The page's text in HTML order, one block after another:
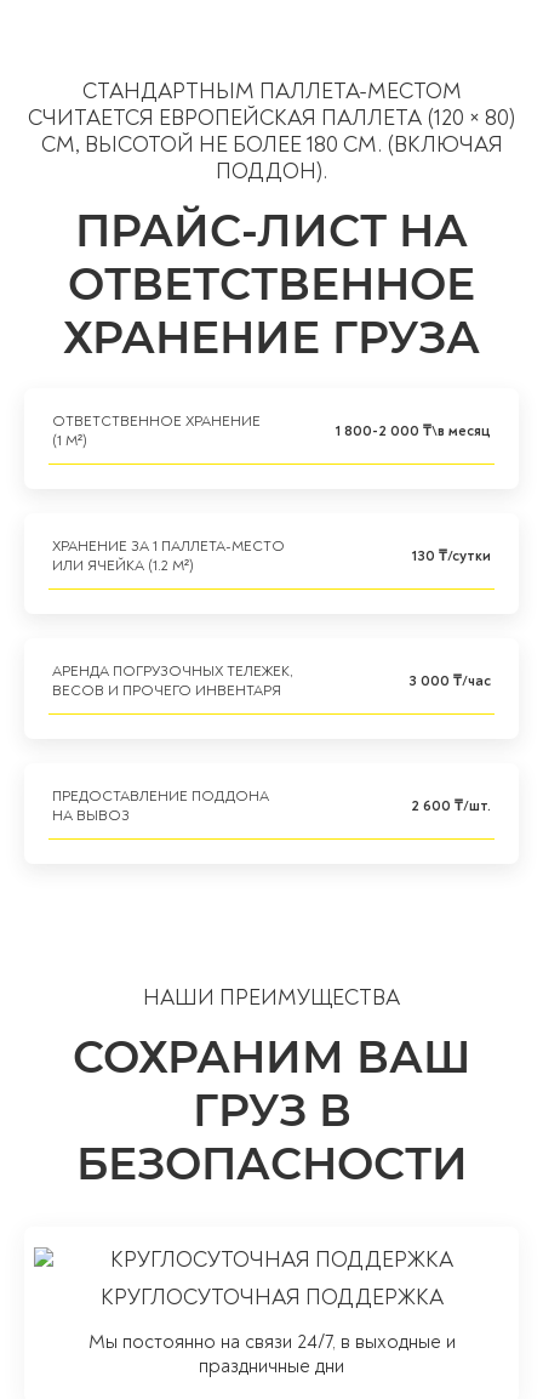
СТАНДАРТНЫМ ПАЛЛЕТА-МЕСТОМ
СЧИТАЕТСЯ ЕВРОПЕЙСКАЯ ПАЛЛЕТА (120 × 80)
СМ, ВЫСОТОЙ НЕ БОЛЕЕ 180 СМ. (ВКЛЮЧАЯ
ПОДДОН).
ПРАЙС-ЛИСТ НА
ОТВЕТСТВЕННОЕ
ХРАНЕНИЕ ГРУЗА
ОТВЕТСТВЕННОЕ ХРАНЕНИЕ
(1 М²)
1 800-2 000 ₸\в месяц
ХРАНЕНИЕ ЗА 1 ПАЛЛЕТА-МЕСТО
ИЛИ ЯЧЕЙКА (1.2 М²)
130 ₸/сутки
АРЕНДА ПОГРУЗОЧНЫХ ТЕЛЕЖЕК,
ВЕСОВ И ПРОЧЕГО ИНВЕНТАРЯ
3 000 ₸/час
ПРЕДОСТАВЛЕНИЕ ПОДДОНА
НА ВЫВОЗ
2 600 ₸/шт.
КРУГЛОСУТОЧНАЯ ПОДДЕРЖКА
Мы постоянно на связи 24/7, в выходные и
праздничные дни
НАШИ ПРЕИМУЩЕСТВА
СОХРАНИМ ВАШ
ГРУЗ В
БЕЗОПАСНОСТИ